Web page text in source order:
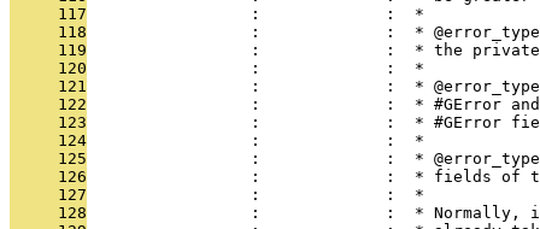
     117
                 :             :  *
     118
:             :  *
     119
:             :  * the
     120
                 :             :  *
     121
:             :  *
     122
:             :  * #GError
     123
:             :  * #GError
     124
                 :             :  *
     125
:             :  *
     126
:             :  * fields of
     127
                 :             :  *
     128
:             :  * Normally,